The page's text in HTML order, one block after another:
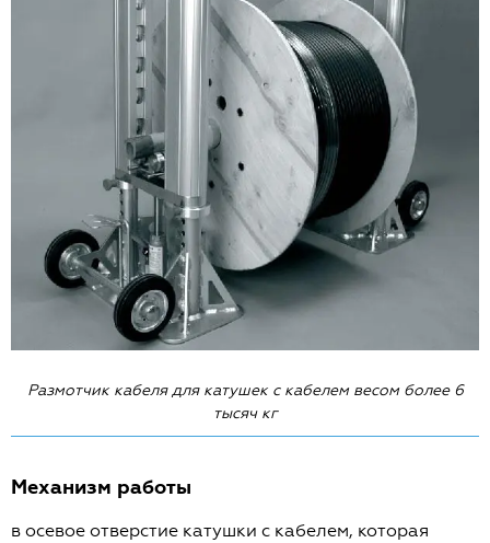
Размотчик кабеля для катушек с кабелем весом более 6
тысяч кг
Механизм работы
в осевое отверстие катушки с кабелем, которая